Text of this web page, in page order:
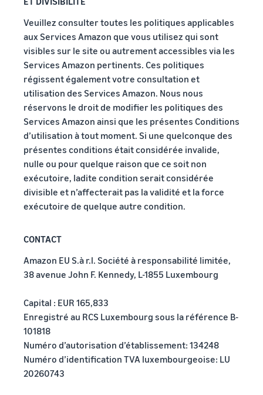
Veuillez consulter toutes les politiques applicables
aux Services Amazon que vous utilisez qui sont
visibles sur le site ou autrement accessibles via les
Services Amazon pertinents. Ces politiques
régissent également votre consultation et
utilisation des Services Amazon. Nous nous
réservons le droit de modifier les politiques des
Services Amazon ainsi que les présentes Conditions
d’utilisation à tout moment. Si une quelconque des
présentes conditions était considérée invalide,
nulle ou pour quelque raison que ce soit non
exécutoire, ladite condition serait considérée
divisible et n’affecterait pas la validité et la force
exécutoire de quelque autre condition.
CONTACT
Amazon EU S.à r.l. Société à responsabilité limitée,
38 avenue John F. Kennedy, L-1855 Luxembourg
Capital : EUR 165,833
Enregistré au RCS Luxembourg sous la référence B-
101818
Numéro d’autorisation d’établissement: 134248
Numéro d’identification TVA luxembourgeoise: LU
20260743